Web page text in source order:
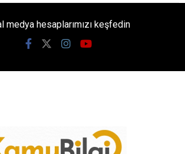
medya hesaplarımızı keşfedin